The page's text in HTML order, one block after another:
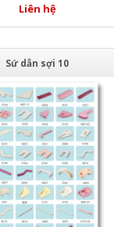
Liên hệ
Sứ dẫn sợi 10